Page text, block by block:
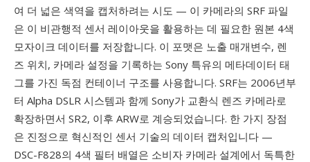
여 더 넓은 색역을 캡처하려는 시도 — 이 카메라의 SRF 파일
은 이 비관행적 센서 레이아웃을 활용하는 데 필요한 원본 4색
모자이크 데이터를 저장합니다. 이 포맷은 노출 매개변수, 렌
즈 위치, 카메라 설정을 기록하는 Sony 특유의 메타데이터 태
그를 가진 독점 컨테이너 구조를 사용합니다. SRF는 2006년부
터 Alpha DSLR 시스템과 함께 Sony가 교환식 렌즈 카메라로
확장하면서 SR2, 이후 ARW로 계승되었습니다. 한 가지 장점
은 진정으로 혁신적인 센서 기술의 데이터 캡처입니다 —
DSC-F828의 4색 필터 배열은 소비자 카메라 설계에서 독특한